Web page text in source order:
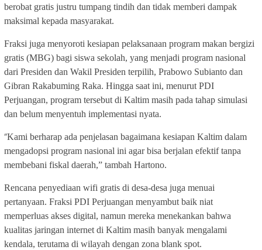
berobat gratis justru tumpang tindih dan tidak memberi dampak
maksimal kepada masyarakat.
Fraksi juga menyoroti kesiapan pelaksanaan program makan bergizi
gratis (MBG) bagi siswa sekolah, yang menjadi program nasional
dari Presiden dan Wakil Presiden terpilih, Prabowo Subianto dan
Gibran Rakabuming Raka. Hingga saat ini, menurut PDI
Perjuangan, program tersebut di Kaltim masih pada tahap simulasi
dan belum menyentuh implementasi nyata.
“Kami berharap ada penjelasan bagaimana kesiapan Kaltim dalam
mengadopsi program nasional ini agar bisa berjalan efektif tanpa
membebani fiskal daerah,” tambah Hartono.
Rencana penyediaan wifi gratis di desa-desa juga menuai
pertanyaan. Fraksi PDI Perjuangan menyambut baik niat
memperluas akses digital, namun mereka menekankan bahwa
kualitas jaringan internet di Kaltim masih banyak mengalami
kendala, terutama di wilayah dengan zona blank spot.